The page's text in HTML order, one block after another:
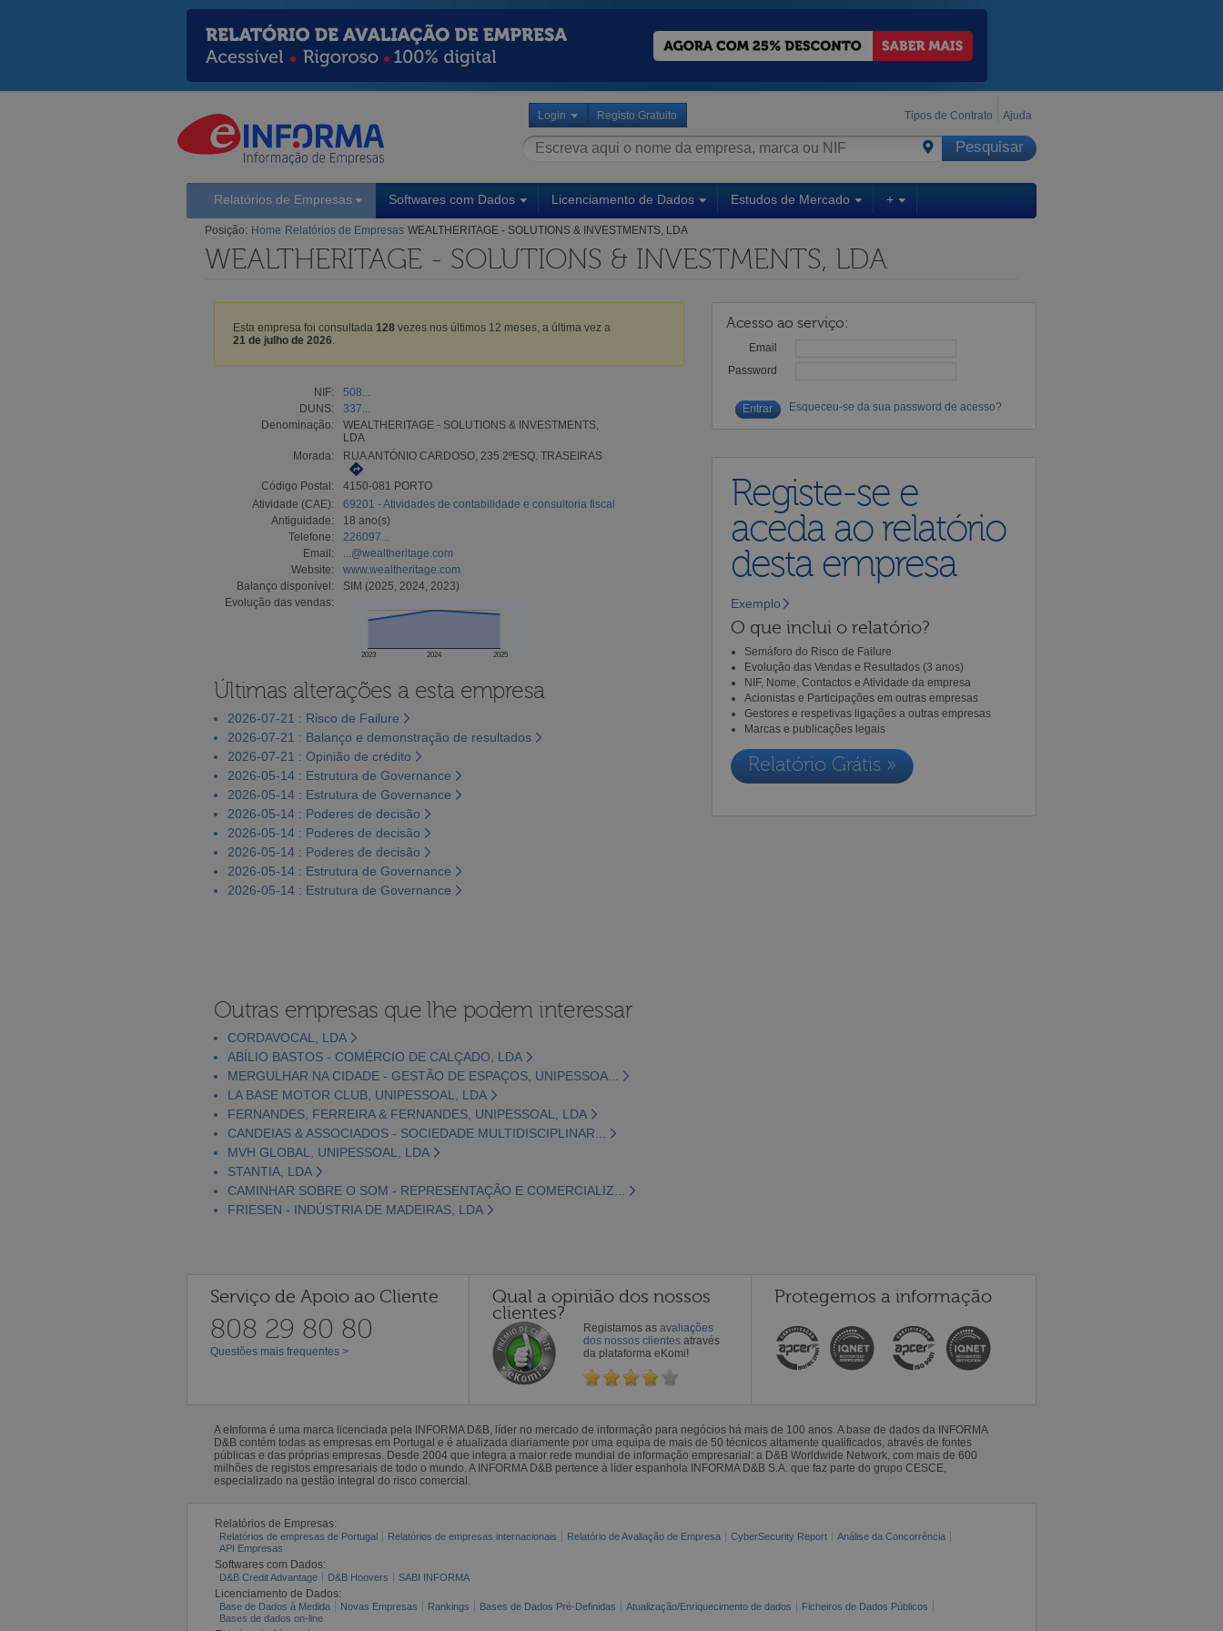
Login Registo Gratuito Tipos de Contrato Ajuda
Relatórios de Empresas Softwares com Dados Licenciamento de Dados Estudos de Mercado +
Posição: Home Relatórios de Empresas WEALTHERITAGE - SOLUTIONS & INVESTMENTS, LDA
WEALTHERITAGE - SOLUTIONS & INVESTMENTS, LDA
Esta empresa foi consultada 128 vezes nos últimos 12 meses, a última vez a
21 de julho de 2026
NIF:
508...
DUNS:
337...
Denominação:
WEALTHERITAGE - SOLUTIONS & INVESTMENTS,
LDA
Morada:
RUA ANTÓNIO CARDOSO, 235 2ºESQ. TRASEIRAS
Código Postal:
4150-081 PORTO
Atividade (CAE):
69201 - Atividades de contabilidade e consultoria fiscal
Antiguidade:
18 ano(s)
Telefone:
226097...
Email:
...@wealtheritage.com
Website:
www.wealtheritage.com
Balanço disponível:
SIM (2025, 2024, 2023)
Evolução das vendas:
2023 2024 2025
Últimas alterações a esta empresa
2026-07-21 : Risco de Failure
2026-07-21 : Balanço e demonstração de resultados
2026-07-21 : Opinião de crédito
2026-05-14 : Estrutura de Governance
2026-05-14 : Estrutura de Governance
2026-05-14 : Poderes de decisão
2026-05-14 : Poderes de decisão
2026-05-14 : Poderes de decisão
2026-05-14 : Estrutura de Governance
2026-05-14 : Estrutura de Governance
Acesso ao serviço:
Email
Password
Esqueceu-se da sua password de acesso?
Registe-se e
aceda ao relatório
desta empresa
Exemplo
O que inclui o relatório?
Semáforo do Risco de Failure
Evolução das Vendas e Resultados (3 anos)
NIF, Nome, Contactos e Atividade da empresa
Acionistas e Participações em outras empresas
Gestores e respetivas ligações a outras empresas
Marcas e publicações legais
Relatório Grátis »
Outras empresas que lhe podem interessar
CORDAVOCAL, LDA
ABÍLIO BASTOS - COMÉRCIO DE CALÇADO, LDA
MERGULHAR NA CIDADE - GESTÃO DE ESPAÇOS, UNIPESSOA...
LA BASE MOTOR CLUB, UNIPESSOAL, LDA
FERNANDES, FERREIRA & FERNANDES, UNIPESSOAL, LDA
CANDEIAS & ASSOCIADOS - SOCIEDADE MULTIDISCIPLINAR...
MVH GLOBAL, UNIPESSOAL, LDA
STANTIA, LDA
CAMINHAR SOBRE O SOM - REPRESENTAÇÃO E COMERCIALIZ...
FRIESEN - INDÚSTRIA DE MADEIRAS, LDA
Serviço de Apoio ao Cliente
808 29 80 80
Questões mais frequentes >
Qual a opinião dos nossos
clientes?
Registamos as avaliações
dos nossos clientes através
da plataforma eKomi!
Protegemos a informação
A eInforma é uma marca licenciada pela INFORMA D&B, líder no mercado de informação para negócios há mais de 100 anos. A base de dados da INFORMA
D&B contém todas as empresas em Portugal e é atualizada diariamente por uma equipa de mais de 50 técnicos altamente qualificados, através de fontes
públicas e das próprias empresas. Desde 2004 que integra a maior rede mundial de informação empresarial: a D&B Worldwide Network, com mais de 600
milhões de registos empresariais de todo o mundo. A INFORMA D&B pertence à líder espanhola INFORMA D&B S.A. que faz parte do grupo CESCE,
especializado na gestão integral do risco comercial.
Relatórios de Empresas:
Relatórios de empresas de Portugal Relatórios de empresas internacionais Relatório de Avaliação de Empresa CyberSecurity Report
Análise da Concorrência
API Empresas
Softwares com Dados:
D&B Credit Advantage D&B Hoovers SABI INFORMA
Licenciamento de Dados:
Base de Dados à Medida Novas Empresas Rankings Bases de Dados Pré-Definidas Atualização/Enriquecimento de dados
Ficheiros de Dados Públicos
Bases de dados on-line